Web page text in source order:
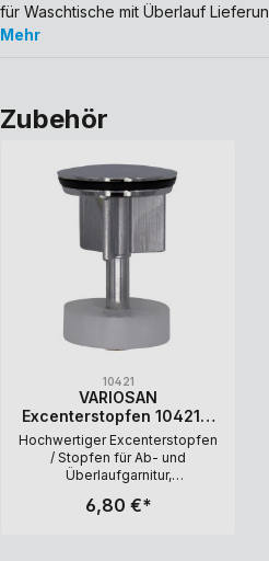
für Waschtische mit Überlauf
Mehr
Zubehör
10421
VARIOSAN
Excenterstopfen 10421, 1
1/4", 40 mm, Haarsieb,
Dichtung
Hochwertiger Excenterstopfen
/ Stopfen für Ab- und
Überlaufgarnitur,
Zugstangengarnitur Schwere
6,80 €*